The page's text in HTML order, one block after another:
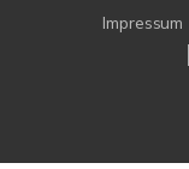
Impressum